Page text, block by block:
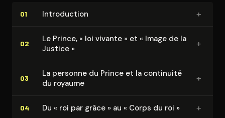
01 In­tro­duc­tion +
02
Le Prince, « loi vivante » et « Image de la
Justice »
+
03
La personne du Prince et la continuité
du royaume
+
04 Du « roi par grâce » au « Corps du roi » +